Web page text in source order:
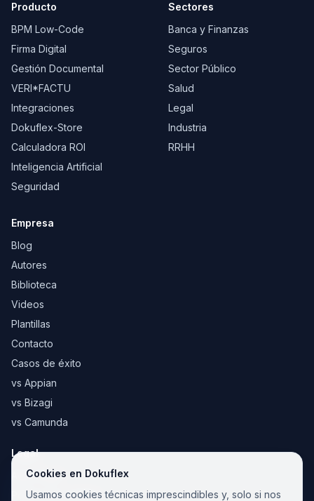
Producto
BPM Low-Code
Firma Digital
Gestión Documental
VERI*FACTU
Integraciones
Dokuflex-Store
Calculadora ROI
Inteligencia Artificial
Seguridad
Sectores
Banca y Finanzas
Seguros
Sector Público
Salud
Legal
Industria
RRHH
Empresa
Blog
Autores
Biblioteca
Videos
Plantillas
Contacto
Casos de éxito
vs Appian
vs Bizagi
vs Camunda
Legal
Aviso legal
Política de cookies
Cookies en Dokuflex
Usamos cookies técnicas imprescindibles y, solo si nos